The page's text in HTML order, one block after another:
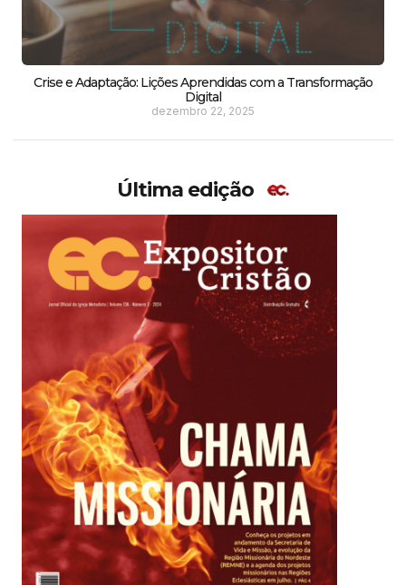
Crise e Adaptação: Lições Aprendidas com a Transformação
Digital
dezembro 22, 2025
Última edição